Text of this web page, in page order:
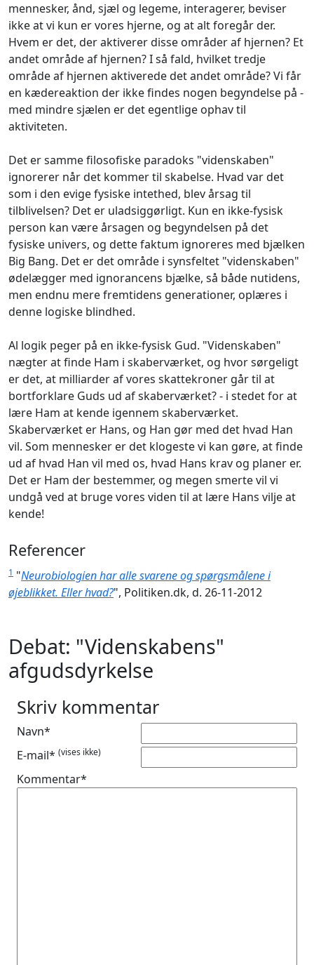
mennesker, ånd, sjæl og legeme, interagerer, beviser
ikke at vi kun er vores hjerne, og at alt foregår der.
Hvem er det, der aktiverer disse områder af hjernen? Et
andet område af hjernen? I så fald, hvilket tredje
område af hjernen aktiverede det andet område? Vi får
en kædereaktion der ikke findes nogen begyndelse på -
med mindre sjælen er det egentlige ophav til
aktiviteten.
Det er samme filosofiske paradoks "videnskaben"
ignorerer når det kommer til skabelse. Hvad var det
som i den evige fysiske intethed, blev årsag til
tilblivelsen? Det er uladsiggørligt. Kun en ikke-fysisk
person kan være årsagen og begyndelsen på det
fysiske univers, og dette faktum ignoreres med bjælken
Big Bang. Det er det område i synsfeltet "videnskaben"
ødelægger med ignorancens bjælke, så både nutidens,
men endnu mere fremtidens generationer, oplæres i
denne logiske blindhed.
Al logik peger på en ikke-fysisk Gud. "Videnskaben"
nægter at finde Ham i skaberværket, og hvor sørgeligt
er det, at milliarder af vores skattekroner går til at
bortforklare Guds ud af skaberværket? - i stedet for at
lære Ham at kende igennem skaberværket.
Skaberværket er Hans, og Han gør med det hvad Han
vil. Som mennesker er det klogeste vi kan gøre, at finde
ud af hvad Han vil med os, hvad Hans krav og planer er.
Det er Ham der bestemmer, og megen smerte vil vi
undgå ved at bruge vores viden til at lære Hans vilje at
kende!
Referencer
1 "Neurobiologien har alle svarene og spørgsmålene i
øjeblikket. Eller hvad?", Politiken.dk, d. 26-11-2012
Debat: "Videnskabens"
afgudsdyrkelse
Skriv kommentar
Navn*
E-mail* (vises ikke)
Kommentar*